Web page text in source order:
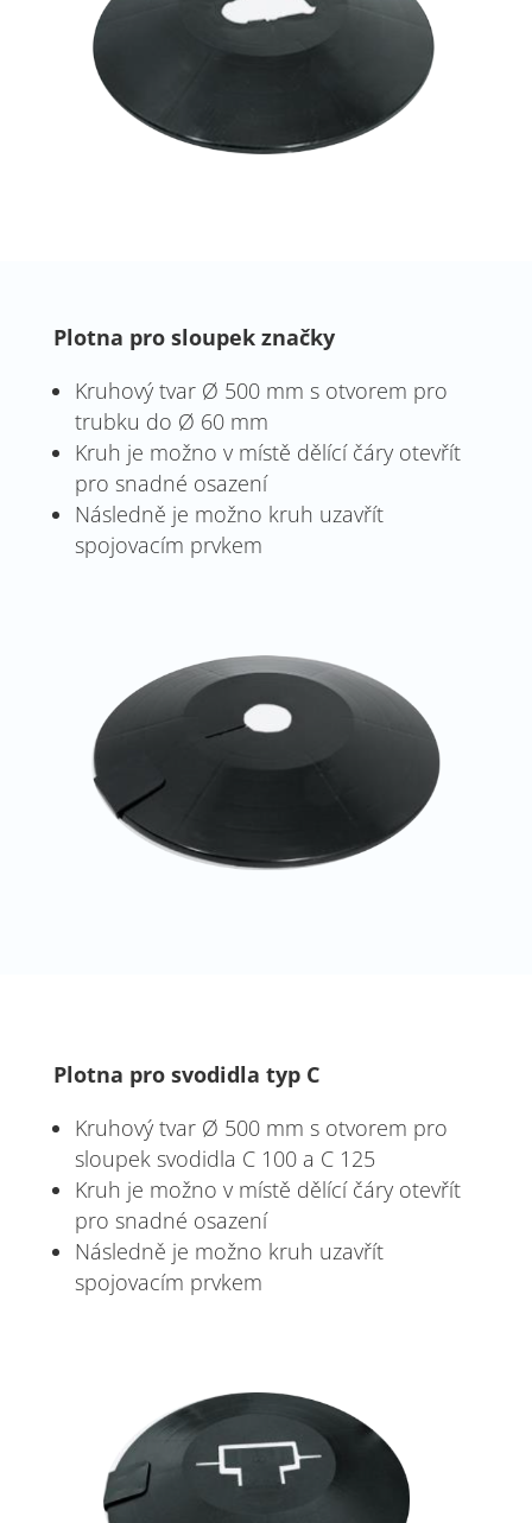
Plotna pro sloupek značky
Kruhový tvar Ø 500 mm s otvorem pro
trubku do Ø 60 mm
Kruh je možno v místě dělící čáry otevřít
pro snadné osazení
Následně je možno kruh uzavřít
spojovacím prvkem
Plotna pro svodidla typ C
Kruhový tvar Ø 500 mm s otvorem pro
sloupek svodidla C 100 a C 125
Kruh je možno v místě dělící čáry otevřít
pro snadné osazení
Následně je možno kruh uzavřít
spojovacím prvkem